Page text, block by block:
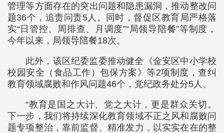
管理等方面存在的突出问题和隐患漏洞，推动整改问
题36个，追责问责5人。同时，督促区教育局严格落
实“日管控、周排查、月调度”“局领导陪餐”等制度，
今年以来，局领导陪餐18次。
此外，该区纪委监委推动健全《金安区中小学校
校园安全（食品工作）包保方案》等2项制度，查纠
教育领域腐败和作风问题46个，党纪政务处分5人。
“教育是国之大计、党之大计，更是群众关切。
下一步，我们将持续深化教育领域不正之风和腐败问
题专项整治，靠前监督、精准发力，以实实在在的整